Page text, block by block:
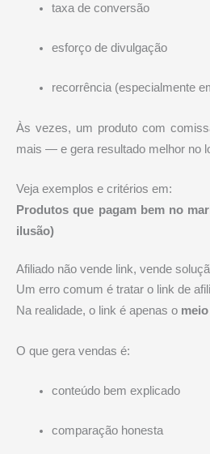
taxa de conversão
esforço de divulgação
recorrência (especialmente
Às vezes, um produto com
mais — e gera resultado melhor no
Veja exemplos e critérios em:
Produtos que pagam bem no
ilusão)
Afiliado não vende link, vende
Um erro comum é tratar o link de
Na realidade, o link é apenas o
O que gera vendas é:
conteúdo bem explicado
comparação honesta